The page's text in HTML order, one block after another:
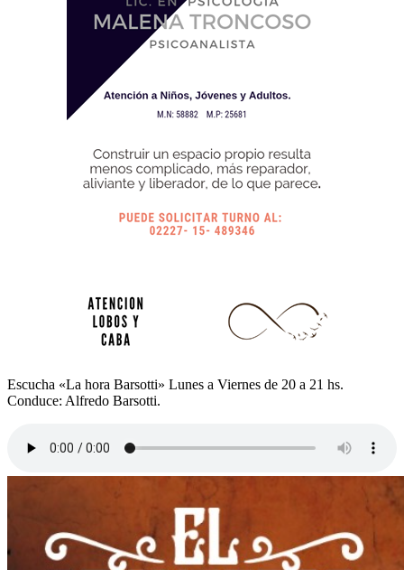
Escucha «La hora Barsotti» Lunes a Viernes de 20 a 21 hs.
Conduce: Alfredo Barsotti.